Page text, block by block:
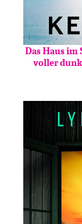
Das Haus im
voller